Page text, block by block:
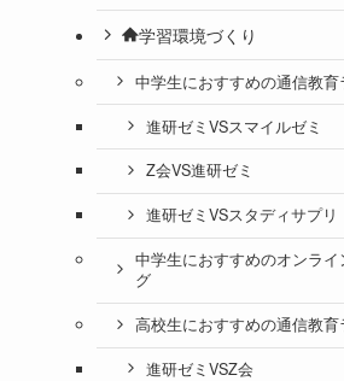
学習環境づくり
中学生におすすめの通信教育
進研ゼミVSスマイルゼミ
Z会VS進研ゼミ
進研ゼミVSスタディサプリ
中学生におすすめのオンライ
グ
高校生におすすめの通信教育
進研ゼミVSZ会